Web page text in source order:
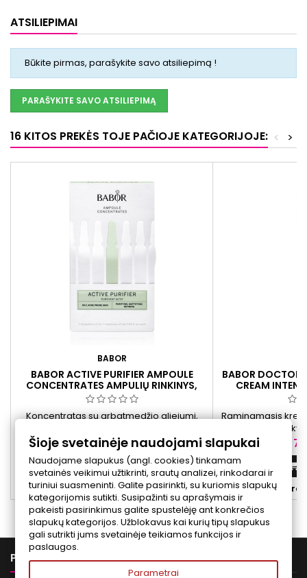
ATSILIEPIMAI
Būkite pirmas, parašykite savo atsiliepimą !
PARAŠYKITE SAVO ATSILIEPIMĄ
16 KITOS PREKĖS TOJE PAČIOJE KATEGORIJOJE: >
<
BABOR
BABOR ACTIVE PURIFIER AMPOULE
CONCENTRATES AMPULIŲ RINKINYS,
7X2 ML
Koncentratas su arbatmedžio aliejumi,
probleminės, į bėrimus linkusios odos
priežiūrai, padeda sumažinti blizgesį.
Kaina
27,90 €
 Į krepšelį
Yra sandėlyje
BABOR DOCTOR
CREAM
Raminamasis
padeda
pusiausvyrą.
ar


PREKĖS 
Šioje svetainėje naudojami slapukai
Naudojame slapukus (angl. cookies) tinkamam
svetainės veikimui užtikrinti, srautų analizei, rinkodarai ir
turiniui suasmeninti. Galite pasirinkti, su kuriomis slapukų
kategorijomis sutikti. Susipažinti su aprašymais ir
pakeisti pasirinkimus galite spustelėję ant konkrečios
slapukų kategorijos. Užblokavus kai kurių tipų slapukus
gali sutrikti jums svetainėje teikiamos funkcijos ir
paslaugos.
Parametrai